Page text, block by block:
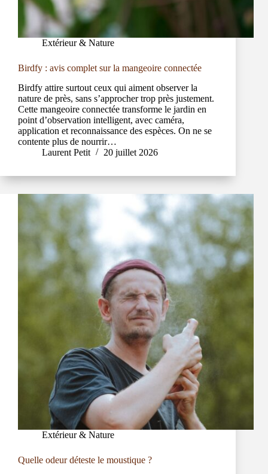
Extérieur & Nature
Birdfy : avis complet sur la mangeoire connectée
Birdfy attire surtout ceux qui aiment observer la
nature de près, sans s’approcher trop près justement.
Cette mangeoire connectée transforme le jardin en
point d’observation intelligent, avec caméra,
application et reconnaissance des espèces. On ne se
contente plus de nourrir…
Laurent Petit
20 juillet 2026
Extérieur & Nature
Quelle odeur déteste le moustique ?